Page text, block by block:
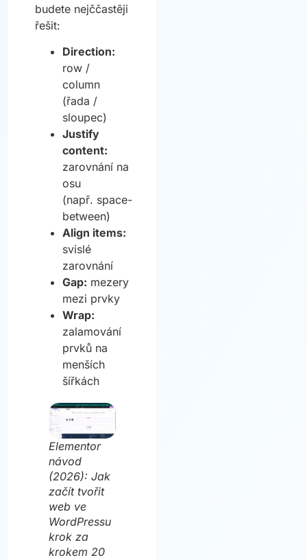
budete nejččastěji
řešit:
Direction:
row /
column
(řada /
sloupec)
Justify
content:
zarovnání na
osu
(např. space-
between)
Align items:
svislé
zarovnání
Gap: mezery
mezi prvky
Wrap:
zalamování
prvků na
menších
šířkách
Elementor
návod
(2026): Jak
začít tvořit
web ve
WordPressu
krok za
krokem 20